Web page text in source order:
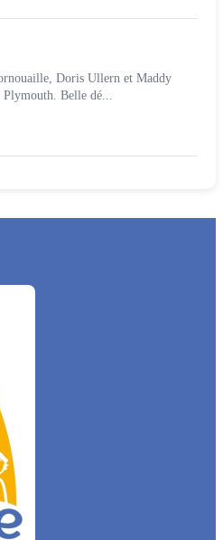
Doris Ullern et Maddy
Belle dé...